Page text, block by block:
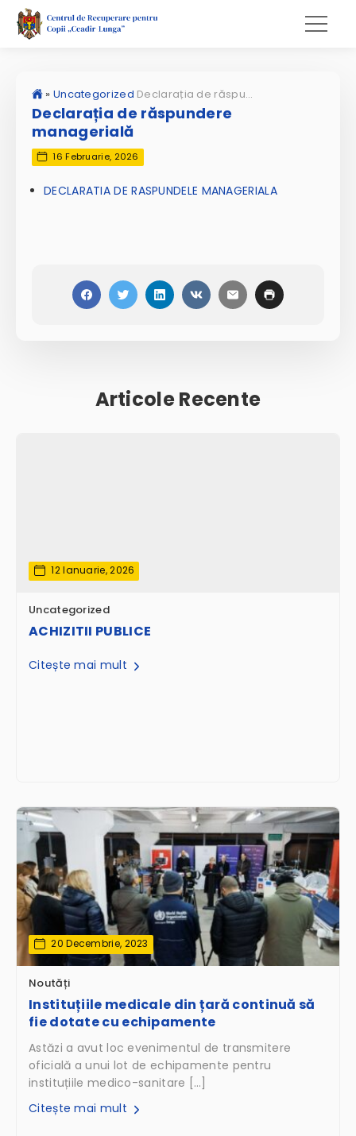
» Uncategorized Declarația de răspundere managerială
Declarația de răspundere
managerială
16 Februarie, 2026
DECLARATIA DE RASPUNDELE MANAGERIALA
Articole Recente
12 Ianuarie, 2026
Uncategorized
ACHIZITII PUBLICE
Citește mai mult
20 Decembrie, 2023
Noutăți
Instituțiile medicale din țară continuă să
fie dotate cu echipamente
Astăzi a avut loc evenimentul de transmitere
oficială a unui lot de echipamente pentru
instituțiile medico-sanitare […]
Citește mai mult